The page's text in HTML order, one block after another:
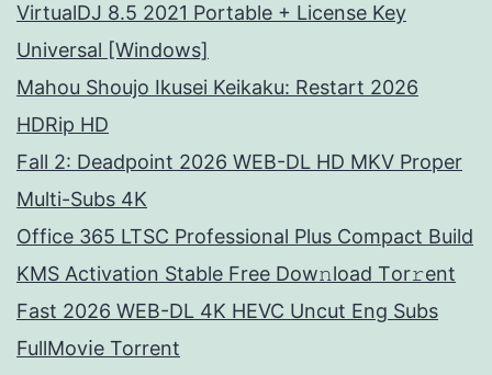
VirtualDJ 8.5 2021 Portable + License Key
Universal [Windows]
Mahou Shoujo Ikusei Keikaku: Restart 2026
HDRip HD
Fall 2: Deadpoint 2026 WEB-DL HD MKV Proper
Multi-Subs 4K
Office 365 LTSC Professional Plus Compact Build
KMS Activation Stable Frее Dow𝚗load Tоr𝚛ent
Fast 2026 WEB-DL 4K HEVC Uncut Eng Subs
FullMov𝗂e Torrent